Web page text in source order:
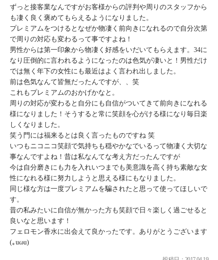
ずっと接客業なんですがお客様からの評判や周りのスタッフから
も凄く良く褒めてもらえるようになりました。
プレミアムをつけるとなぜか物凄く前向きになれるので自分次第
で周りの対応も変わるって事ですよね！
男性からは第一印象から物凄く好感をいだいてもらえます。34に
なり圧倒的に言われるようになったのは色気が凄いと！男性だけ
では無く年下の女性にも最近はよく言われ出しました。
前は色気なんて皆無だったんですが、、笑
これもプレミアムのおかげかなと。
周りの対応が変わると自分にも自信がついてきて前向きになれる
様になりました！そうすると常に笑顔を心がける様になり毎日楽
しくなりました。
笑う門には福来るとは良く言ったものですね 笑
いつもニコニコ笑顔で気持ちも穏やかなでいるって物凄く大切な
事なんですよね！昔は私なんてな考え方だったんですが
今は自分磨きにも力を入れいつまでも美意識を高く持ち素敵な女
性になれる様に努力しようと思える様にもなりました。
同じ様な方は一度プレミアムを騙されたと思って使ってほしいで
す。
昔の私みたいに自信が無かった方も笑顔で日々楽しく過ごせると
良いなと思います！
フェロモン香水に出会えて良かったです。ありがとうございます
(｡uωu)